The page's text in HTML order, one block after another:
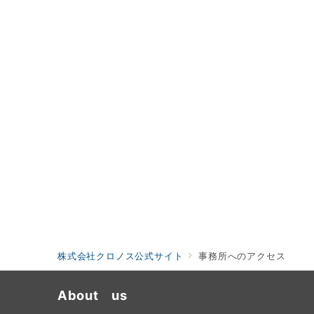
株式会社クロノス公式サイト 事務所へのアクセス
About us